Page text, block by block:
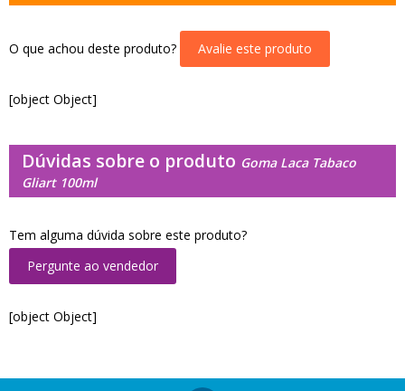
O que achou deste produto? Avalie este produto
[object Object]
Dúvidas sobre o produto Goma Laca Tabaco
Gliart 100ml
Tem alguma dúvida sobre este produto?
Pergunte ao vendedor
[object Object]